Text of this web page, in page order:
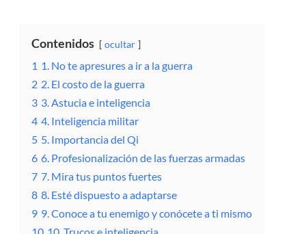
Contenidos ocultar
1 1. No te apresures a ir a la guerra
2 2. El costo de la guerra
3 3. Astucia e inteligencia
4 4. Inteligencia militar
5 5. Importancia del Qi
6 6. Profesionalización de las fuerzas armadas
7 7. Mira tus puntos fuertes
8 8. Esté dispuesto a adaptarse
9 9. Conoce a tu enemigo y conócete a ti mismo